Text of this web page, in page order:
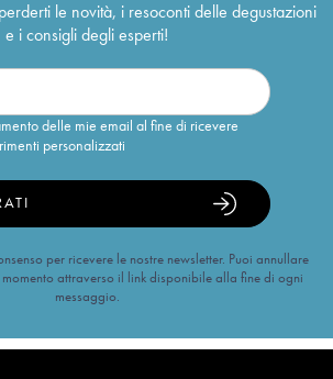
le novità, i resoconti delle degustazioni
e i consigli degli esperti!
delle mie email al fine di ricevere
personalizzati
per ricevere le nostre newsletter. Puoi annullare
attraverso il link disponibile alla fine di ogni
messaggio.